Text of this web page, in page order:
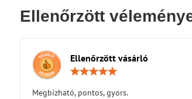
Ellenőrzött
Ellenőrzött vásárló
Megbízható, pontos, gyors.